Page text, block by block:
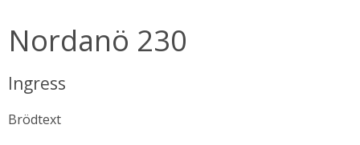
Nordanö 230
Ingress
Brödtext